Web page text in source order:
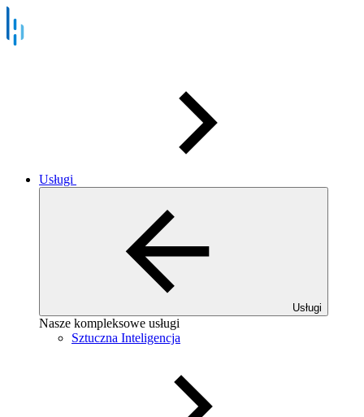
Usługi
Usługi
Nasze kompleksowe usługi
Sztuczna Inteligencja